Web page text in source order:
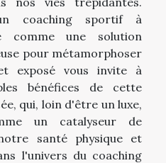
coaching sportif à
comme une solution
pour métamorphoser
exposé vous invite à
bénéfices de cette
qui, loin d'être un luxe,
un catalyseur de
santé physique et
l'univers du coaching